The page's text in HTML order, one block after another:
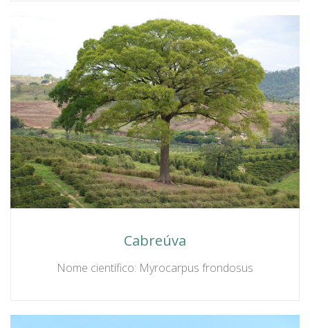
Cabreúva
Nome científico: Myrocarpus frondosus